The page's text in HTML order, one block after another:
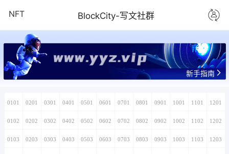
NFT BlockCity-写文社群
www.yyz.vip
新手指南
0101 0201 0301 0401 0501 0601 0701 0801 0901 1001 1101 1201
0102 0202 0302 0402 0502 0602 0702 0802 0902 1002 1102 1202
0103 0203 0303 0403 0503 0603 0703 0803 0903 1003 1103 1203